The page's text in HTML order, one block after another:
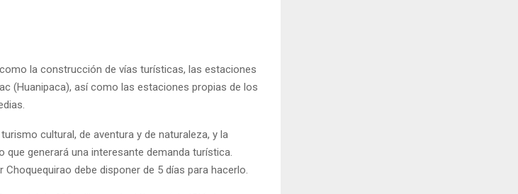
la construcción de vías turísticas, las estaciones
(Huanipaca), así como las estaciones propias de los
cultural, de aventura y de naturaleza, y la
generará una interesante demanda turística.
debe disponer de 5 días para hacerlo.